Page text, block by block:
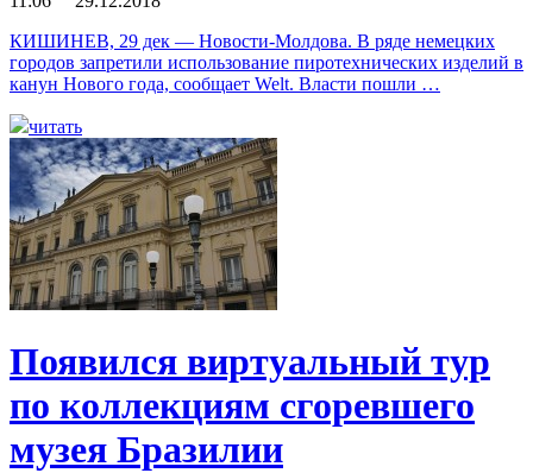
КИШИНЕВ, 29 дек — Новости-Молдова. В ряде немецких
городов запретили использование пиротехнических изделий в
канун Нового года, сообщает Welt. Власти пошли …
читать
Появился виртуальный тур
по коллекциям сгоревшего
музея Бразилии